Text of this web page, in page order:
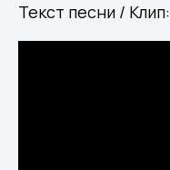
Текст песни / Клип: